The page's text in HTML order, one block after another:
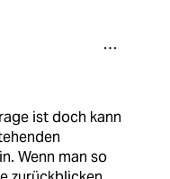
ist doch kann
Wenn man so